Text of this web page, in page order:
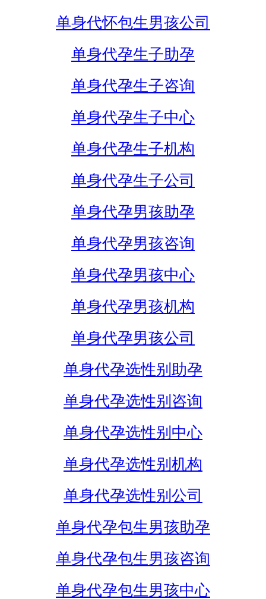
单身代怀包生男孩公司
单身代孕生子助孕
单身代孕生子咨询
单身代孕生子中心
单身代孕生子机构
单身代孕生子公司
单身代孕男孩助孕
单身代孕男孩咨询
单身代孕男孩中心
单身代孕男孩机构
单身代孕男孩公司
单身代孕选性别助孕
单身代孕选性别咨询
单身代孕选性别中心
单身代孕选性别机构
单身代孕选性别公司
单身代孕包生男孩助孕
单身代孕包生男孩咨询
单身代孕包生男孩中心